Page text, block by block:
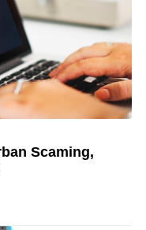
Scaming,